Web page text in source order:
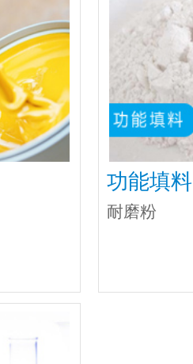
功能填料
耐磨粉